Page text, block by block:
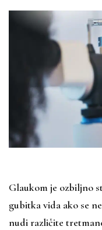
Glaukom je ozbiljno
gubitka vida ako se
nudi različite